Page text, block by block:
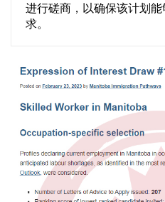
进行磋商，以确保该计划
求。